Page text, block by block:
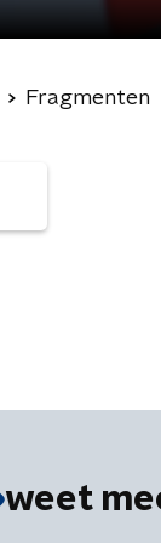
Fragmenten
weet